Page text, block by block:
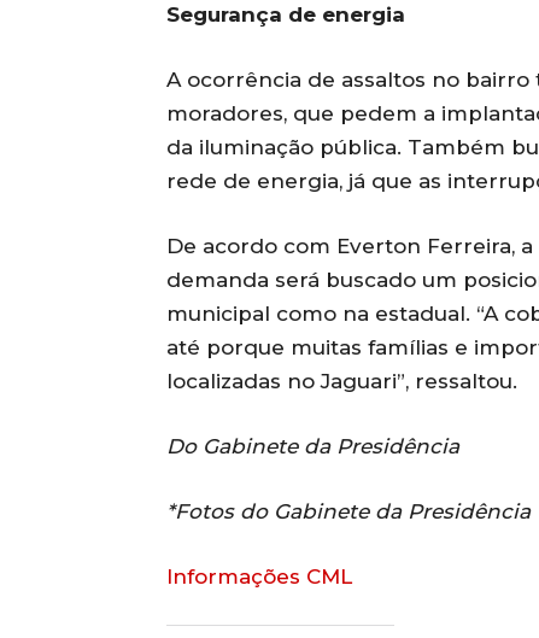
Segurança de energia
A ocorrência de assaltos no
moradores, que pedem a
da iluminação pública. Também
rede de energia, já que as
De acordo com Everton Ferreira,
demanda será buscado um
municipal como na estadual. “A
até porque muitas famílias e
localizadas no Jaguari”, ressaltou.
Do Gabinete da Presidência
*Fotos do Gabinete da Presidência
Informações CML